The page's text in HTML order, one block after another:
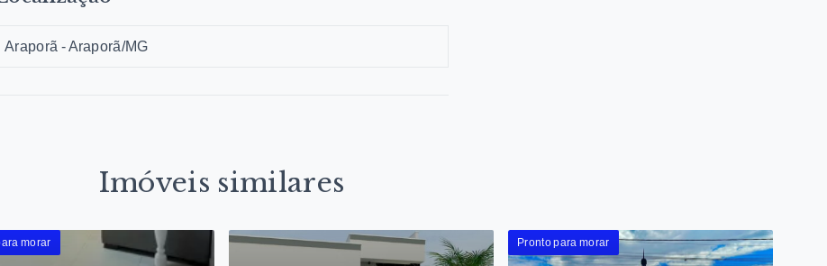
Araporã - Araporã/MG
Imóveis similares
morar Pronto para morar